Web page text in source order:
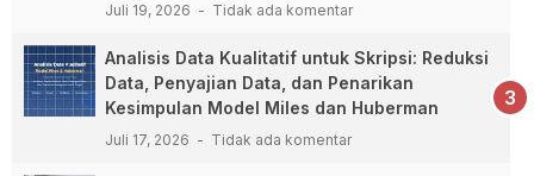
Juli 19, 2026 Tidak ada komentar
Analisis Data Kualitatif untuk Skripsi: Reduksi
Data, Penyajian Data, dan Penarikan
Kesimpulan Model Miles dan Huberman
Juli 17, 2026 Tidak ada komentar